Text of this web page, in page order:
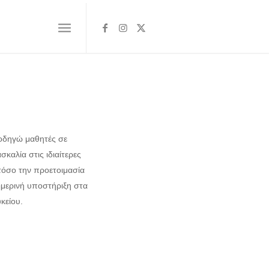
μαθητές σε
στις ιδιαίτερες
την προετοιμασία
υποστήριξη στα